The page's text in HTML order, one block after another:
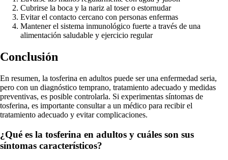
Cubrirse la boca y la nariz al toser o estornudar
Evitar el contacto cercano con personas enfermas
Mantener el sistema inmunológico fuerte a través de una
alimentación saludable y ejercicio regular
Conclusión
En resumen, la tosferina en adultos puede ser una enfermedad seria,
pero con un diagnóstico temprano, tratamiento adecuado y medidas
preventivas, es posible controlarla. Si experimentas síntomas de
tosferina, es importante consultar a un médico para recibir el
tratamiento adecuado y evitar complicaciones.
¿Qué es la tosferina en adultos y cuáles son sus
síntomas característicos?